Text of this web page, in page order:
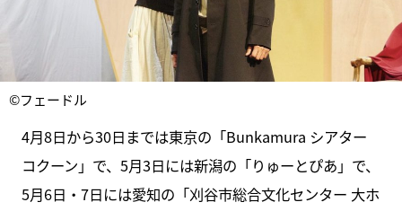
©フェードル
4月8日から30日までは東京の「Bunkamura シアター
コクーン」で、5月3日には新潟の「りゅーとぴあ」で、
5月6日・7日には愛知の「刈谷市総合文化センター 大ホ